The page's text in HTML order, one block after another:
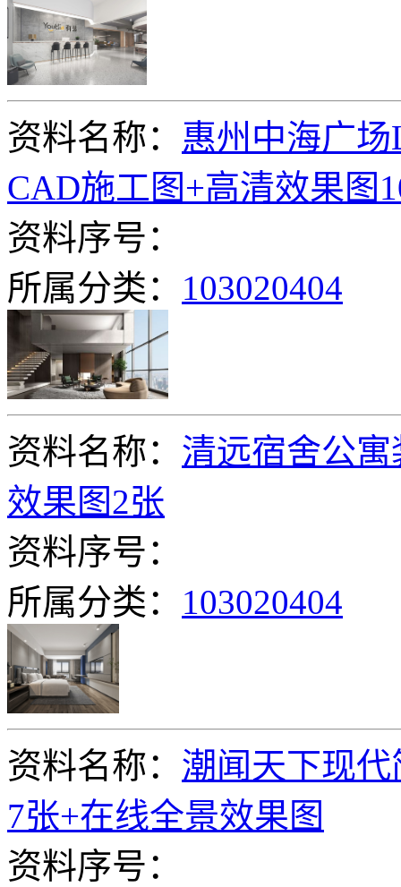
资料名称： 惠州中海广
CAD施工图+高清效果图
资料序号：
所属分类： 103020404
资料名称： 清远宿舍公
效果图2张
资料序号：
所属分类： 103020404
资料名称： 潮闻天下现
7张+在线全景效果图
资料序号：